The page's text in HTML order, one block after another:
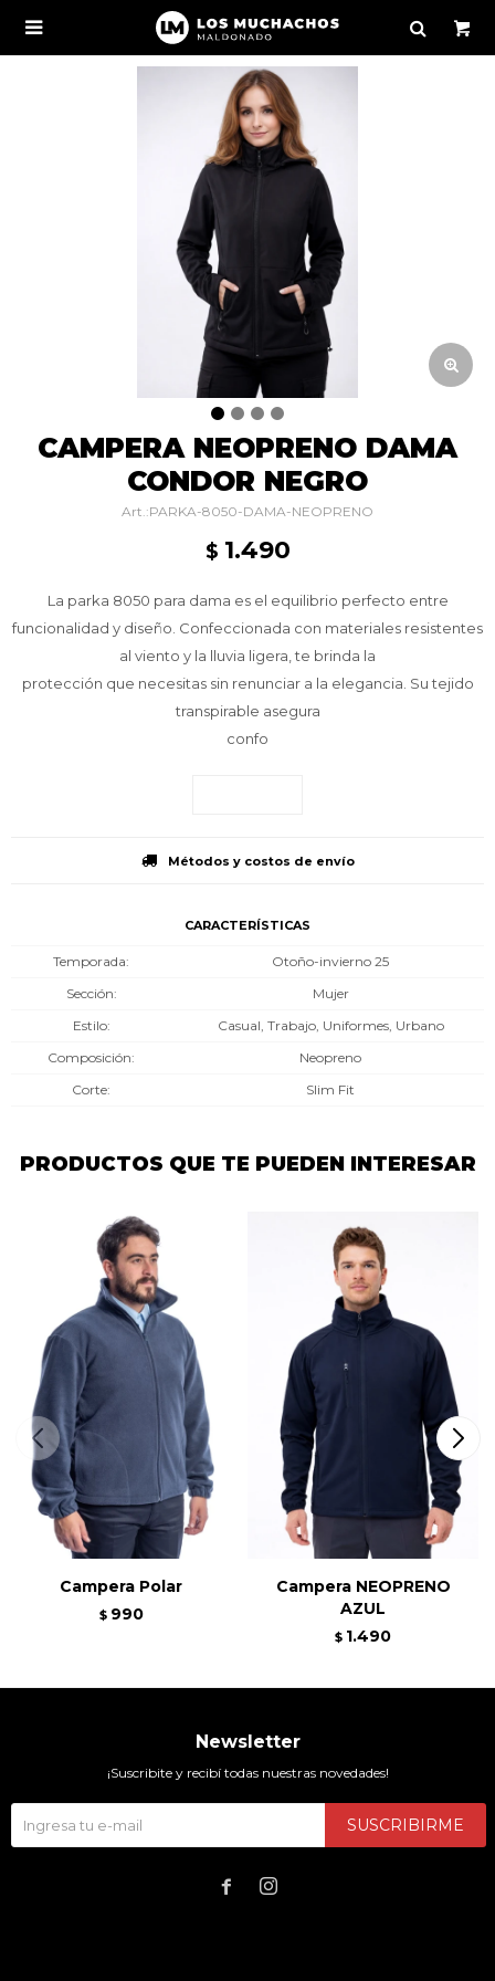

CAMPERA NEOPRENO DAMA
CONDOR NEGRO
PARKA-8050-DAMA-NEOPRENO
$ 1.490
La parka 8050 para dama es el equilibrio perfecto entre
funcionalidad y diseño. Confeccionada con materiales resistentes
al viento y la lluvia ligera, te brinda la
protección que necesitas sin renunciar a la elegancia. Su tejido
transpirable asegura
confo
Métodos y costos de envío
CARACTERÍSTICAS
Temporada
Otoño-invierno 25
Sección
Mujer
Estilo
Casual, Trabajo, Uniformes, Urbano
Composición
Neopreno
Corte
Slim Fit
PRODUCTOS QUE TE PUEDEN INTERESAR
Campera Polar
$ 990
Campera NEOPRENO
AZUL
$ 1.490
Newsletter
¡Suscribite y recibí todas nuestras novedades!
SUSCRIBIRME
 